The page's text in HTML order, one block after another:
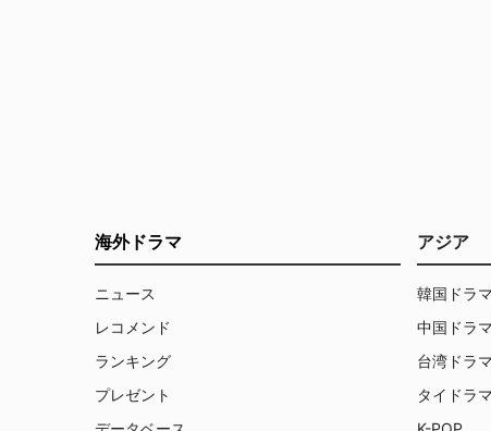
海外ドラマ
ニュース
レコメンド
ランキング
プレゼント
アジア
韓国ドラマ
中国ドラマ
台湾ドラマ
タイドラマ